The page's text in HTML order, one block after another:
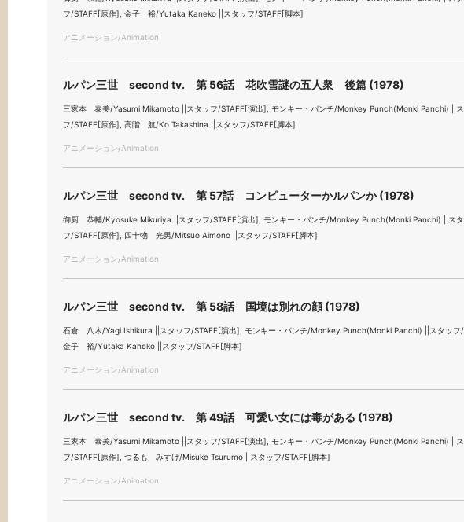
フ/STAFF[原作], 金子 裕/Yutaka Kaneko ||スタッフ/STAFF[脚本]
アニメーション/Animation
ルパン三世 second tv. 第 56話 花吹雪謎の五人衆 後篇 (1978)
三家本 泰美/Yasumi Mikamoto ||スタッフ/STAFF[演出], モンキー・パンチ/Monkey Punch(Monki Panchi) ||
フ/STAFF[原作], 高階 航/Ko Takashina ||スタッフ/STAFF[脚本]
アニメーション/Animation
ルパン三世 second tv. 第 57話 コンピューターかルパンか (1978)
御厨 恭輔/Kyosuke Mikuriya ||スタッフ/STAFF[演出], モンキー・パンチ/Monkey Punch(Monki Panchi) ||ス
フ/STAFF[原作], 四十物 光男/Mitsuo Aimono ||スタッフ/STAFF[脚本]
アニメーション/Animation
ルパン三世 second tv. 第 58話 国境は別れの顔 (1978)
石倉 八木/Yagi Ishikura ||スタッフ/STAFF[演出], モンキー・パンチ/Monkey Punch(Monki Panchi) ||スタッフ
金子 裕/Yutaka Kaneko ||スタッフ/STAFF[脚本]
アニメーション/Animation
ルパン三世 second tv. 第 49話 可愛い女には毒がある (1978)
三家本 泰美/Yasumi Mikamoto ||スタッフ/STAFF[演出], モンキー・パンチ/Monkey Punch(Monki Panchi) ||
フ/STAFF[原作], つるも みすけ/Misuke Tsurumo ||スタッフ/STAFF[脚本]
アニメーション/Animation